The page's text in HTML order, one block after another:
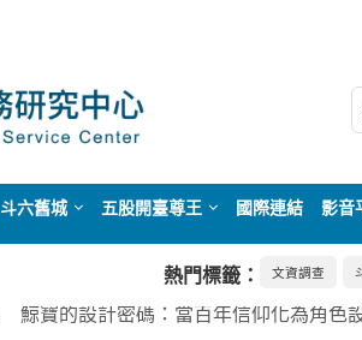
斗六舊城 五股開臺尊王 國際連結 影音
熱門標籤： 文資調查
鯨寶的設計密碼：當百年信仰化為角色